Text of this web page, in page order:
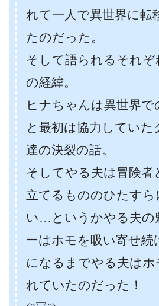
れて一人で異世界に転
たのだった。
そして語られるそれ
の経緯。
ヒナちゃんは異世界で
と最初は協力していた
達の決裂の話。
そしてやる夫は冒険者
立てるもののひたすら
い…というかやる夫の
ーはホモを吸い寄せ続
になるまでやる夫はホ
れていたのだった！